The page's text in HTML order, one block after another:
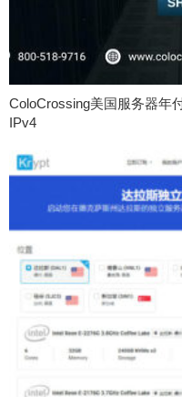
ColoCrossing美国服务器年
IPv4